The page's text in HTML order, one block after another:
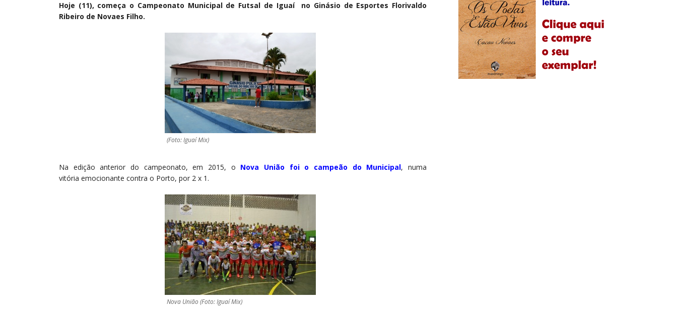
Hoje (11), começa o Campeonato Municipal de Futsal de Iguaí no Ginásio de Esportes Florivaldo
Ribeiro de Novaes Filho.
(Foto: Iguaí Mix)
Na edição anterior do campeonato, em 2015, o Nova União foi o campeão do Municipal, numa
vitória emocionante contra o Porto, por 2 x 1.
Nova União (Foto: Iguaí Mix)